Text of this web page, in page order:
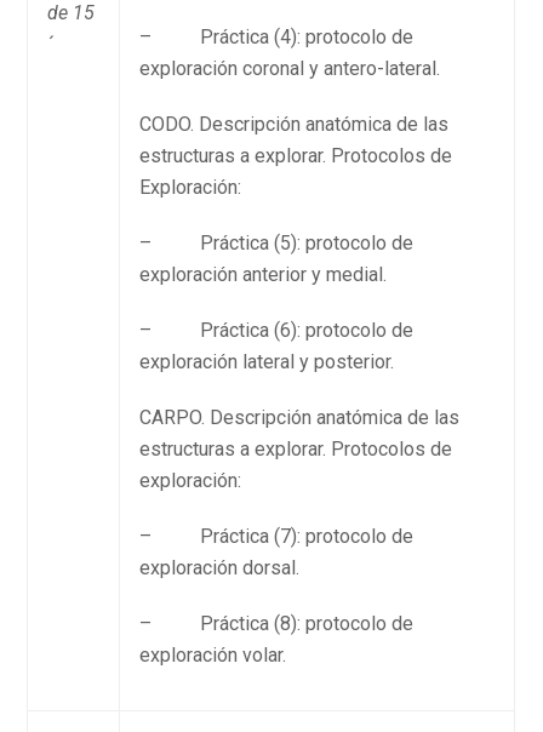
de 15
´
– Práctica (4): protocolo de
exploración coronal y antero-lateral.
CODO. Descripción anatómica de las
estructuras a explorar. Protocolos de
Exploración:
– Práctica (5): protocolo de
exploración anterior y medial.
– Práctica (6): protocolo de
exploración lateral y posterior.
CARPO. Descripción anatómica de las
estructuras a explorar. Protocolos de
exploración:
– Práctica (7): protocolo de
exploración dorsal.
– Práctica (8): protocolo de
exploración volar.